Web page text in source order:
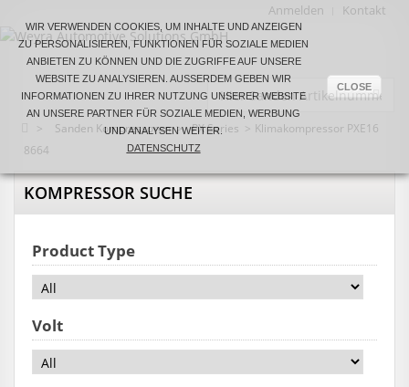
Kontakt
Anmelden
> Sanden Kompressoren > PX Series > Klimakompressor PXE16
8664
KOMPRESSOR SUCHE
Product Type
Volt
WIR VERWENDEN COOKIES, UM INHALTE UND ANZEIGEN
ZU PERSONALISIEREN, FUNKTIONEN FÜR SOZIALE MEDIEN
ANBIETEN ZU KÖNNEN UND DIE ZUGRIFFE AUF UNSERE
WEBSITE ZU ANALYSIEREN. AUSSERDEM GEBEN WIR I
NFORMATIONEN ZU IHRER NUTZUNG UNSERER WEBSITE A
N UNSERE PARTNER FÜR SOZIALE MEDIEN, WERBUNG U
ND ANALYSEN WEITER.
DATENSCHUTZ
CLOSE